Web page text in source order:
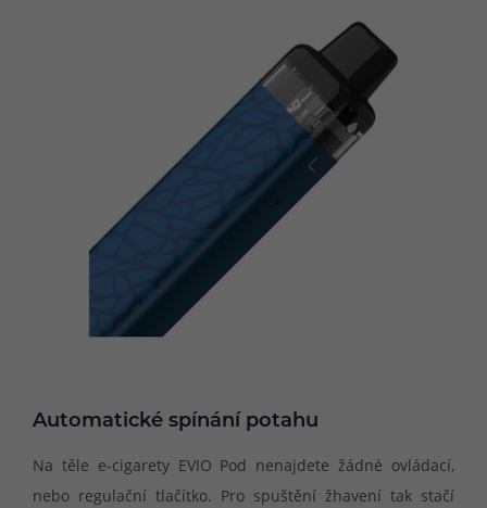
Automatické spínání potahu
Na těle e-cigarety EVIO Pod nenajdete žádné ovládací,
nebo regulační tlačítko. Pro spuštění žhavení tak stačí